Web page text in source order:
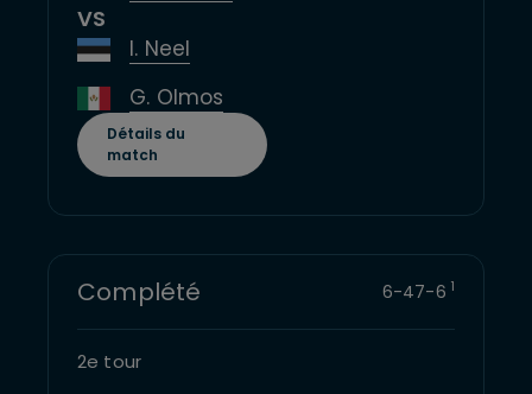
VS
I. Neel
G. Olmos
Détails du
match
Complété 6-47-6 1
2e tour